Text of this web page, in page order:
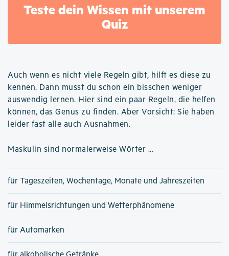
Teste dein Wissen mit unserem
Quiz
Auch wenn es nicht viele Regeln gibt, hilft es diese zu
kennen. Dann musst du schon ein bisschen weniger
auswendig lernen. Hier sind ein paar Regeln, die helfen
können, das Genus zu finden. Aber Vorsicht: Sie haben
leider fast alle auch Ausnahmen.
Maskulin sind normalerweise Wörter ...
für Tageszeiten, Wochentage, Monate und Jahreszeiten
für Himmelsrichtungen und Wetterphänomene
für Automarken